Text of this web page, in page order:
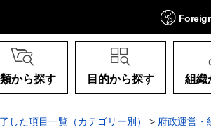
から探す 目的から探す 組織
した項目一覧（カテゴリー別） > 府政運営・